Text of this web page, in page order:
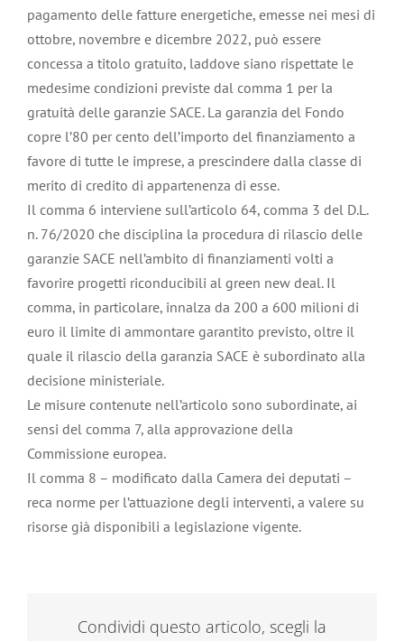
pagamento delle fatture energetiche, emesse nei mesi di
ottobre, novembre e dicembre 2022, può essere
concessa a titolo gratuito, laddove siano rispettate le
medesime condizioni previste dal comma 1 per la
gratuità delle garanzie SACE. La garanzia del Fondo
copre l’80 per cento dell’importo del finanziamento a
favore di tutte le imprese, a prescindere dalla classe di
merito di credito di appartenenza di esse.
Il comma 6 interviene sull’articolo 64, comma 3 del D.L.
n. 76/2020 che disciplina la procedura di rilascio delle
garanzie SACE nell’ambito di finanziamenti volti a
favorire progetti riconducibili al green new deal. Il
comma, in particolare, innalza da 200 a 600 milioni di
euro il limite di ammontare garantito previsto, oltre il
quale il rilascio della garanzia SACE è subordinato alla
decisione ministeriale.
Le misure contenute nell’articolo sono subordinate, ai
sensi del comma 7, alla approvazione della
Commissione europea.
Il comma 8 – modificato dalla Camera dei deputati –
reca norme per l’attuazione degli interventi, a valere su
risorse già disponibili a legislazione vigente.
Condividi questo articolo, scegli la